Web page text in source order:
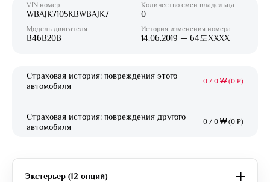
VIN номер
WBAJK7105KBWBAJK7
Модель двигателя
B46B20B
Количество смен владельца
0
История изменения номера
14.06.2019 — 64도XXXX
Страховая история: повреждения этого
автомобиля
0 / 0 ₩ (0 ₽)
Страховая история: повреждения другого
автомобиля
0 / 0 ₩ (0 ₽)
Экстерьер (12 опций)